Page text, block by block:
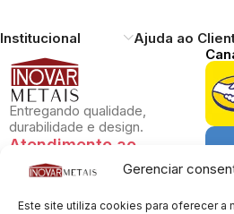
Gerenciar
Este site utiliza cookies para oferecer a
Institucional Ajuda ao
Entregando qualidade,
durabilidade e design.
Atendimento ao
Cliente
Estamos à disposição.